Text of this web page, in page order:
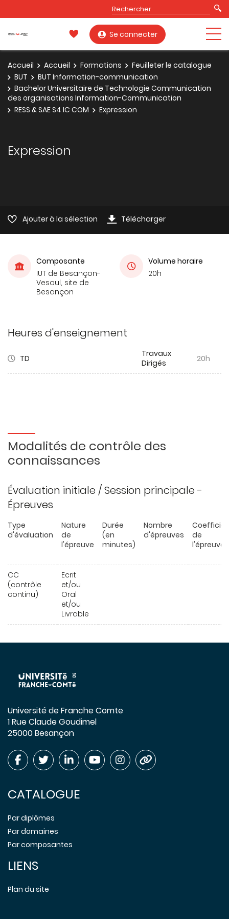
Se connecter
Accueil Accueil Formations
Feuilleter le catalogue
BUT
BUT Information-communication
Bachelor Universitaire de Technologie Communication
des organisations Information-Communication
RESS & SAE S4 IC COM
Expression
Expression
Ajouter à la sélection Télécharger
Composante
IUT de Besançon-
Vesoul, site de
Besançon
Volume horaire
20h
Heures d'enseignement
TD
Travaux
Dirigés
20h
Modalités de contrôle des
connaissances
Évaluation initiale / Session principale -
Épreuves
Type
d'évaluation
Nature
de
l'épreuve
Durée
(en
minutes)
Nombre
d'épreuves
de
l'épreuve
CC
(contrôle
continu)
Ecrit
et/ou
Oral
et/ou
Livrable
Université de Franche Comte
1 Rue Claude Goudimel
25000 Besançon
CATALOGUE
Par diplômes
Par domaines
Par composantes
LIENS
Plan du site